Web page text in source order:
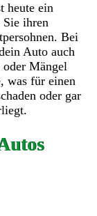
heute ein
Sie ihren
Bei
Auto auch
oder Mängel
was für einen
oder gar